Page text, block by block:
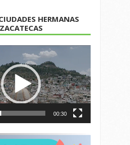
HERMANAS
ZACATECAS
00:30